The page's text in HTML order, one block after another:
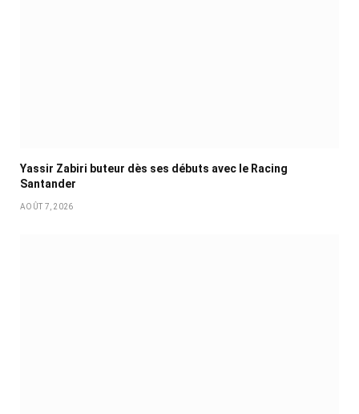
Yassir Zabiri buteur dès ses débuts avec le Racing
Santander
AOÛT 7, 2026